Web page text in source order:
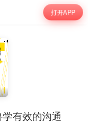
打开APP
有效的沟通